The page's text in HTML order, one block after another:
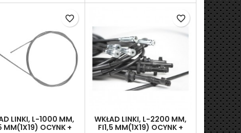
LINKI, L-1000 MM,
MM(1X19) OCYNK +
favorite_border
WKŁAD LINKI, L-2200 MM,
FI1,5 MM(1X19) OCYNK +
favorite_border